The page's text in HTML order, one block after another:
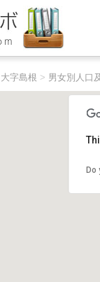
大字島根 > 男女別人口
Do